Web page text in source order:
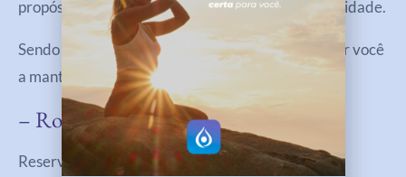
propósito diariamente para cocriar uma nova realidade.
Sendo assim, vamos ver algumas dicas para ajudar você
a manter a limpeza energética consistentemente:
– Rotina De Meditação Regular
Reserve tempo diariamente para práticas de